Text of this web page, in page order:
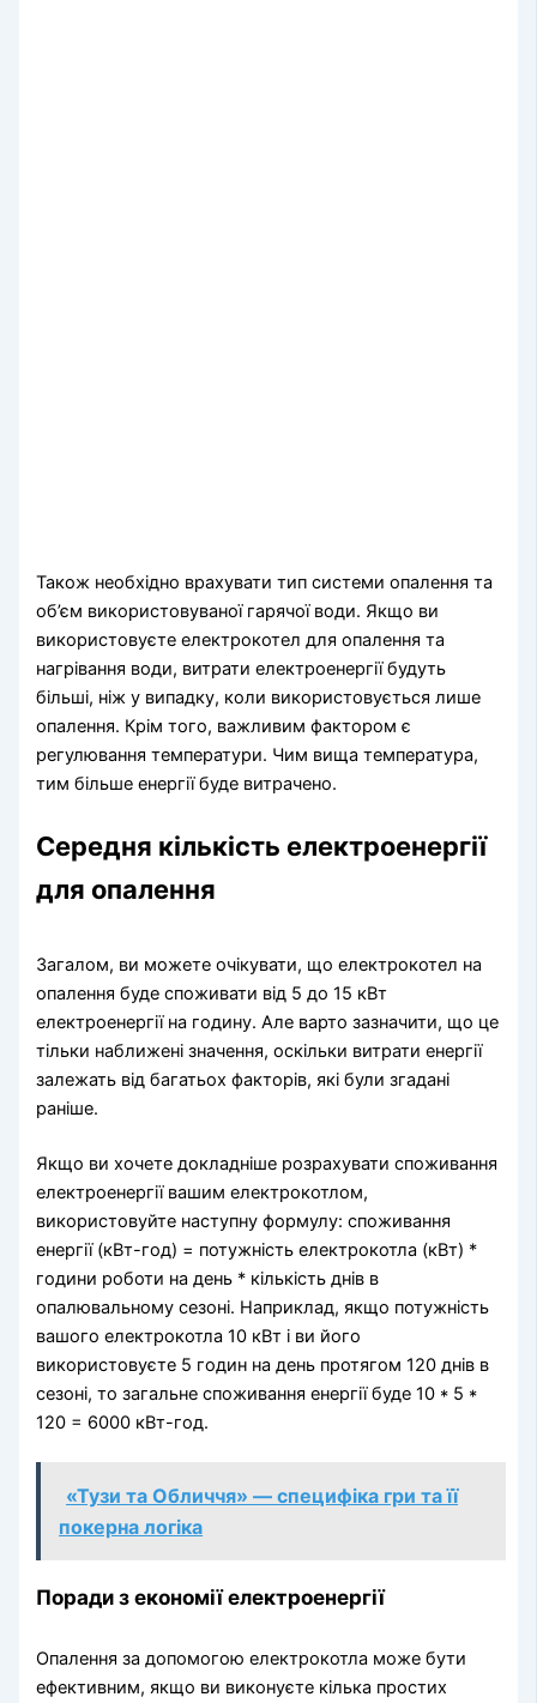
Також необхідно врахувати тип системи опалення та
об’єм використовуваної гарячої води. Якщо ви
використовуєте електрокотел для опалення та
нагрівання води, витрати електроенергії будуть
більші, ніж у випадку, коли використовується лише
опалення. Крім того, важливим фактором є
регулювання температури. Чим вища температура,
тим більше енергії буде витрачено.
Середня кількість електроенергії
для опалення
Загалом, ви можете очікувати, що електрокотел на
опалення буде споживати від 5 до 15 кВт
електроенергії на годину. Але варто зазначити, що це
тільки наближені значення, оскільки витрати енергії
залежать від багатьох факторів, які були згадані
раніше.
Якщо ви хочете докладніше розрахувати споживання
електроенергії вашим електрокотлом,
використовуйте наступну формулу: споживання
енергії (кВт-год) = потужність електрокотла (кВт) *
години роботи на день * кількість днів в
опалювальному сезоні. Наприклад, якщо потужність
вашого електрокотла 10 кВт і ви його
використовуєте 5 годин на день протягом 120 днів в
сезоні, то загальне споживання енергії буде 10 * 5 *
120 = 6000 кВт-год.
«Тузи та Обличчя» — специфіка гри та її
покерна логіка
Поради з економії електроенергії
Опалення за допомогою електрокотла може бути
ефективним, якщо ви виконуєте кілька простих